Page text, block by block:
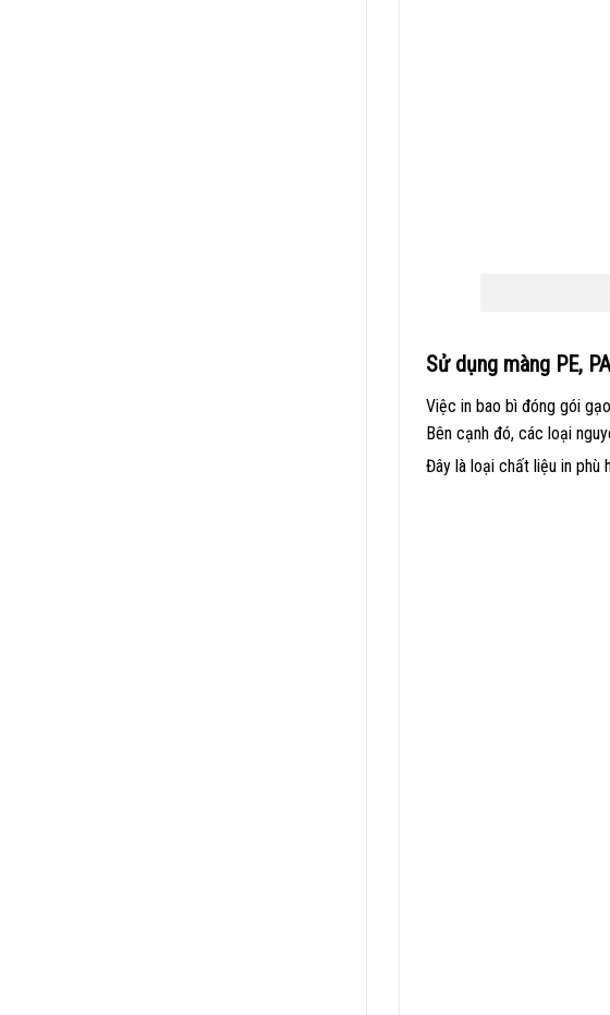
Sử dụng màng PE,
Việc in bao bì đóng gói
Bên cạnh đó, các loại
Đây là loại chất liệu in phù